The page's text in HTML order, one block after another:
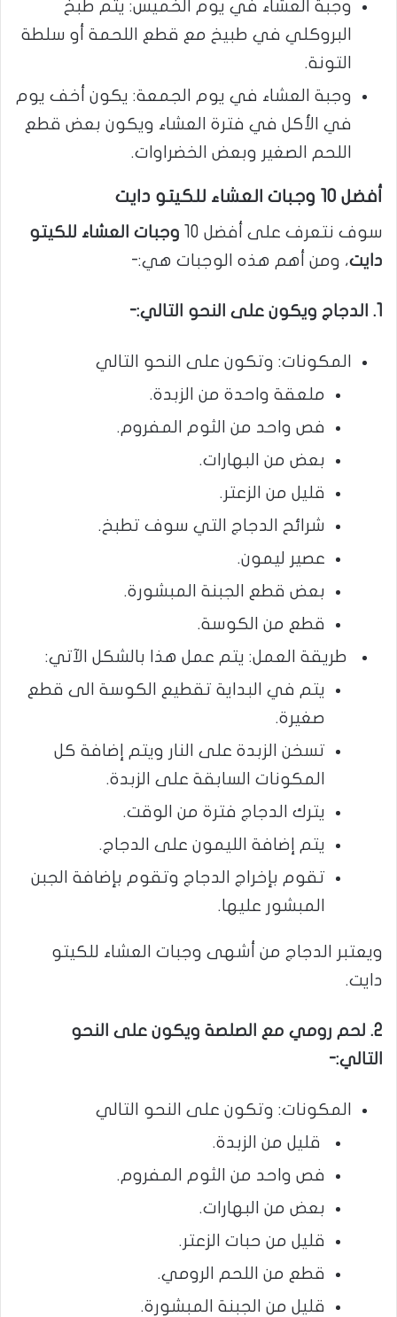
وجبة العشاء في يوم الخميس: يتم طبخ
البروكلي في طبيخ مع قطع اللحمة أو سلطة
التونة.
وجبة العشاء في يوم الجمعة: يكون أخف يوم
في الأكل في فترة العشاء ويكون بعض قطع
اللحم الصغير وبعض الخضراوات.
أفضل 10 وجبات العشاء للكيتو دايت
سوف نتعرف على أفضل 10
وجبات العشاء للكيتو
دايت، ومن أهم هذه الوجبات هي:-
المكونات: وتكون على النحو التالي
ملعقة واحدة من الزبدة.
فص واحد من الثوم المفروم.
بعض من البهارات.
قليل من الزعتر.
شرائح الدجاج التي سوف تطبخ.
عصير ليمون.
بعض قطع الجبنة المبشورة.
قطع من الكوسة.
طريقة العمل: يتم عمل هذا بالشكل الآتي:
يتم في البداية تقطيع الكوسة الى قطع
صغيرة.
تسخن الزبدة على النار ويتم إضافة كل
المكونات السابقة على الزبدة.
يترك الدجاج فترة من الوقت.
يتم إضافة الليمون على الدجاج.
تقوم بإخراج الدجاج وتقوم بإضافة الجبن
المبشور عليها.
ويعتبر الدجاج من أشهى وجبات العشاء للكيتو
دايت.
2. لحم رومي مع الصلصة ويكون على النحو
التالي:-
المكونات: وتكون على النحو التالي
قليل من الزبدة.
فص واحد من الثوم المفروم.
بعض من البهارات.
قليل من حبات الزعتر.
قطع من اللحم الرومي.
قليل من الجبنة المبشورة.